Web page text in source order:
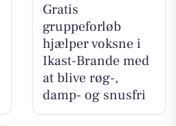
Gratis
gruppeforløb
hjælper voksne i
Ikast-Brande med
at blive røg-,
damp- og snusfri